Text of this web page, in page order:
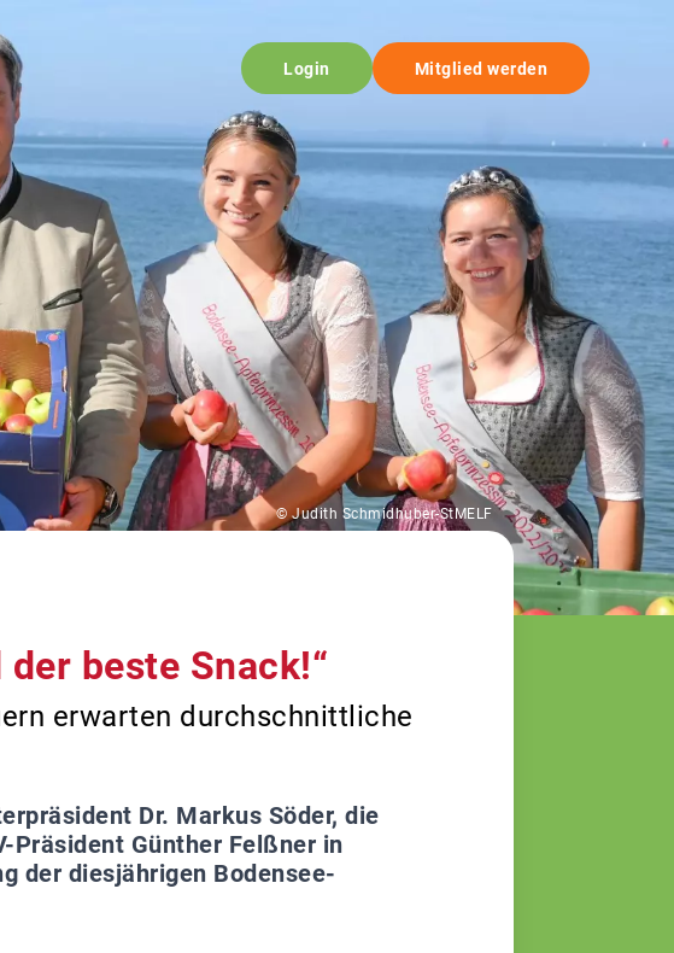
Login Mitglied werden
© Judith Schmidhuber-StMELF
beste Snack!“
erwarten durchschnittliche
Dr. Markus Söder, die
Präsident Günther Felßner in
der diesjährigen Bodensee-